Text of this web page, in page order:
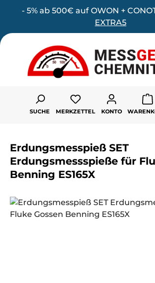
Zum Hauptinhalt springen
- 5% ab 500€ auf OWON +
EXTRA5
SUCHE
Du hast 0
MERKZETTEL KONTO
Erdungsmesspieß SET
Erdungsmessspieße für
Benning ES165X
Bildergalerie überspringen